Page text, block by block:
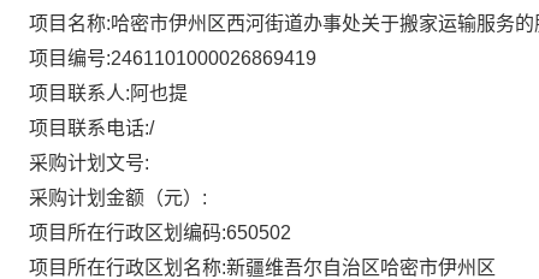
项目名称:哈密市伊州区西河街道办事处关于搬家运输服务
项目编号:2461101000026869419
项目联系人: 阿也提
项目联系电话:/
采购计划文号:
采购计划金额（元）:
项目所在行政区划编码:650502
项目所在行政区划名称:新疆维吾尔自治区哈密市伊州区